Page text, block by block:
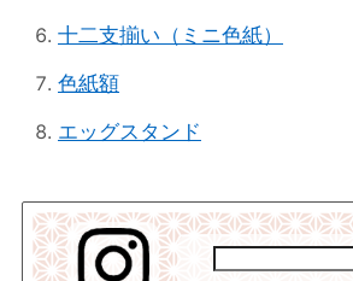
十二支揃い（ミニ色紙）
色紙額
エッグスタンド